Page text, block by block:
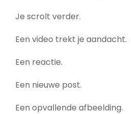
Je scrolt verder.
Een video trekt je aandacht.
Een reactie.
Een nieuwe post.
Een opvallende afbeelding.